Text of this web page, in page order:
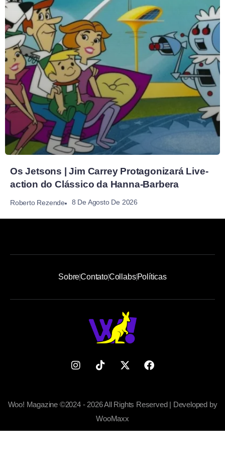
Os Jetsons | Jim Carrey Protagonizará Live-
action do Clássico da Hanna-Barbera
Roberto Rezende 8 De Agosto De 2026
SobreContatoCollabsPolíticas
Woo! Magazine ©2024 - 2026 All Rights Reserved | Developed by
WooMaxx